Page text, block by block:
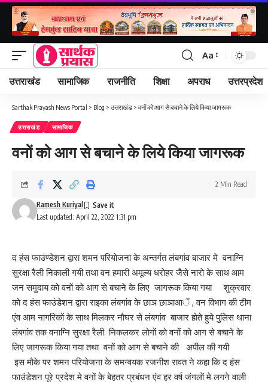
Font
Resizer
Aa
उत्तराखंड सामाजिक राजनीति शिक्षा अपराध उत्तरप्रदेश
Sarthak Prayash News Portal > Blog > उत्तराखंड > वनों को आग से बचाने के लिये किया जागरूक
उत्तराखंड सामाजिक
वनों को आग से बचाने के लिये किया जागरूक
Last updated: April 22, 2022 1:31 pm
Ramesh Kuriyal
2 Min Read
द हंस फाउंण्डेशन द्वारा शमन परियाेजना के अन्तर्गत लंबगांव बाजार मे वनाग्नि
सुरक्षा रैली निकाली गयी तथा वन हमारी अमूल्य धराेहर जैसे नाराे के साथ आम
जन समुदाय काे वनाें काे आग से बचाने के लिए जागरूक किया गया शुक्रवार
काे द हंस फाउंडेशन द्वारा राइका लंबगांव के छाञ छाञाआें , वन विभाग की टीम
एंव आम नागरिकाें के साथ मिलकर नाैघर से लंबगांव बाजार हाेते हुये पुलिस थाना
लंबगांव तक वनाग्नि सुरक्षा रैली निकलकर लाेगाें काे वनाें काे आग से बचाने के
लिए जागरूक किया गया तथा वनाें काे आग से बचाने की अपील की गयी
इस माैके पर शमन परियाेजना के समन्वयक रजनीश रावत ने कहा कि द हंस
फाउंडेशन पूरे प्रदेश मे वनाें के बेहतर प्रबंधन एंव हर वर्ष जंगलाें मे लगने वाली